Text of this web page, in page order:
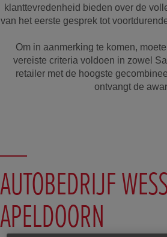
klanttevredenheid bieden over de
van het eerste gesprek tot
Om in aanmerking te komen,
vereiste criteria voldoen in zowel
retailer met de hoogste
ontvangt de
AUTOBEDRIJF
APELDOORN